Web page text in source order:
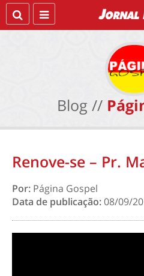
Blog //
Renove-se – Pr.
Por: Página Gospel
Data de publicação:08/09/